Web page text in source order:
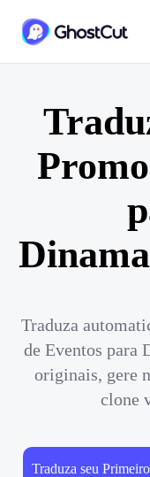
Traduza
de Eventos para
originais, gere
clone
Traduza seu